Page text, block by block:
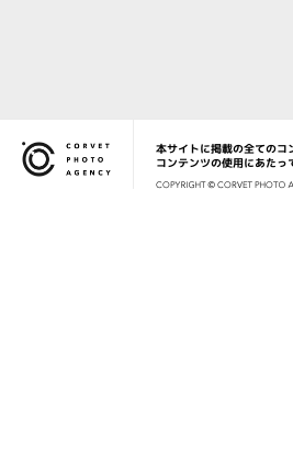
Corvet Photo Agency
本サイトに掲載の全てのコ
コンテンツの使用にあたっ